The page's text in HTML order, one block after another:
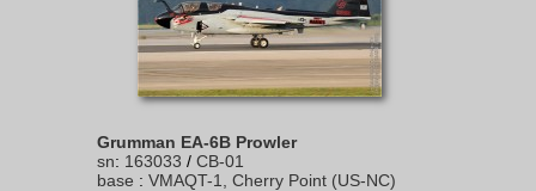
Grumman EA-6B Prowler
sn: 163033 / CB-01
base : VMAQT-1, Cherry Point (US-NC)